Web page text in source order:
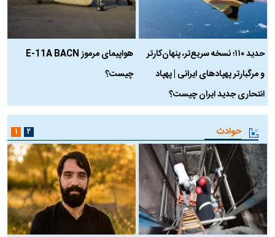
حدید ۱۱۰؛ نسخه سریع‌تر، پنهان‌کارتر
و مرگبارتر پهپادهای ایرانی | پهپاد
انتحاری جدید ایران چیست؟
هواپیمای مرموز E-11A BACN
چیست؟
حوادث ۱ ۲